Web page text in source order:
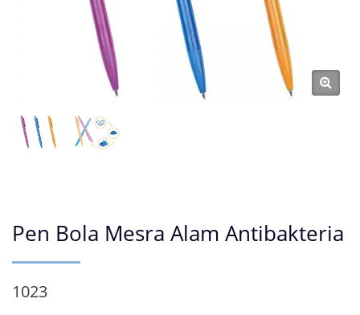
Pen Bola Mesra Alam Antibakteria
1023